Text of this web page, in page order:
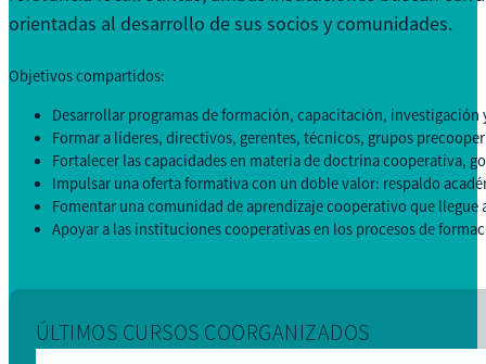
orientadas al desarrollo de sus socios y comunidades.
Objetivos compartidos:
Desarrollar programas de formación, capacitación,
Formar a líderes, directivos, gerentes, técnicos, grupos
Fortalecer las capacidades en materia de doctrina cooperativa,
Impulsar una oferta formativa con un doble valor: respaldo
Fomentar una comunidad de aprendizaje cooperativo que llegue
Apoyar a las instituciones cooperativas en los procesos de
ÚLTIMOS CURSOS COORGANIZADOS